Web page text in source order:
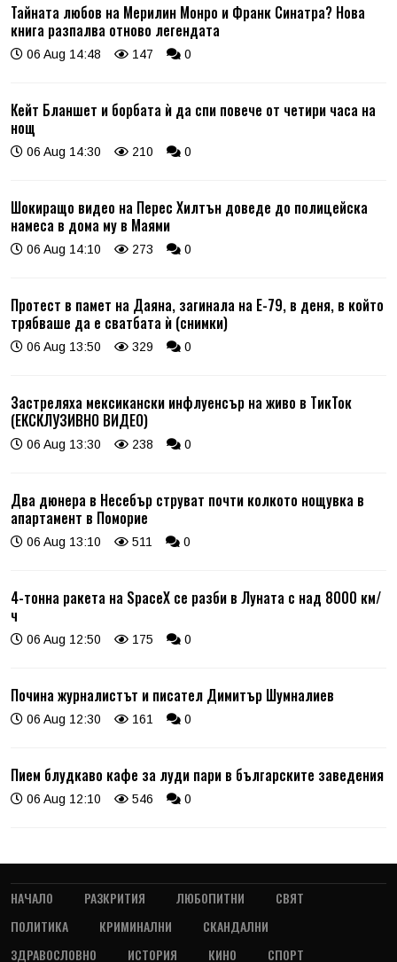
Тайната любов на Мерилин Монро и Франк Синатра? Нова
книга разпалва отново легендата
06 Aug 14:48 147 0
Кейт Бланшет и борбата ѝ да спи повече от четири часа на
нощ
06 Aug 14:30 210 0
Шокиращо видео на Перес Хилтън доведе до полицейска
намеса в дома му в Маями
06 Aug 14:10 273 0
Протест в памет на Даяна, загинала на Е-79, в деня, в който
трябваше да е сватбата ѝ (снимки)
06 Aug 13:50 329 0
Застреляха мексикански инфлуенсър на живо в ТикТок
(ЕКСКЛУЗИВНО ВИДЕО)
06 Aug 13:30 238 0
Два дюнера в Несебър струват почти колкото нощувка в
апартамент в Поморие
06 Aug 13:10 511 0
4-тонна ракета на SpaceX се разби в Луната с над 8000 км/
ч
06 Aug 12:50 175 0
Почина журналистът и писател Димитър Шумналиев
06 Aug 12:30 161 0
Пием блудкаво кафе за луди пари в българските заведения
06 Aug 12:10 546 0
НАЧАЛО РАЗКРИТИЯ ЛЮБОПИТНИ
СВЯТ
ПОЛИТИКА
КРИМИНАЛНИ
СКАНДАЛНИ
ЗДРАВОСЛОВНО
ИСТОРИЯ КИНО СПОРТ